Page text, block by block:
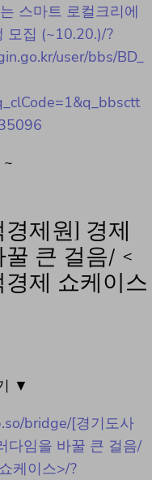
스마트 로컬크리에
모집 (~10.20.)/?
user/bbs/BD_
제원] 경제
큰 걸음/ <
제 쇼케이스
▼
bridge/[경기도사
다임을 바꿀 큰 걸음/
케이스>/?